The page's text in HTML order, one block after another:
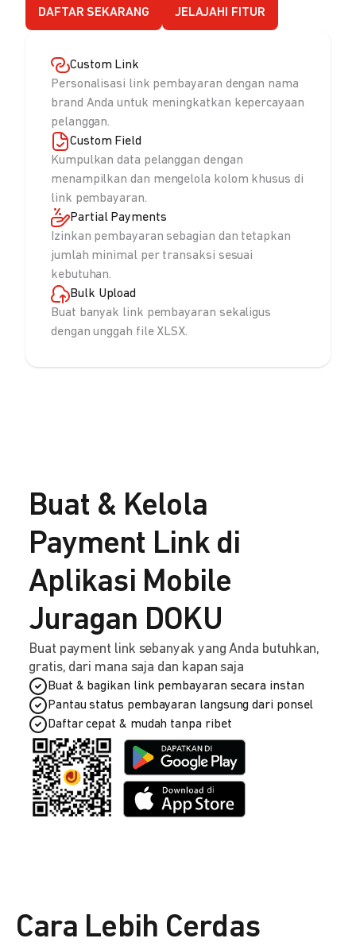
DAFTAR SEKARANG JELAJAHI FITUR
Custom Link
Personalisasi link pembayaran dengan nama
brand Anda untuk meningkatkan kepercayaan
pelanggan.
Custom Field
Kumpulkan data pelanggan dengan
menampilkan dan mengelola kolom khusus di
link pembayaran.
Partial Payments
Izinkan pembayaran sebagian dan tetapkan
jumlah minimal per transaksi sesuai
kebutuhan.
Bulk Upload
Buat banyak link pembayaran sekaligus
dengan unggah file XLSX.
Buat & Kelola
Payment Link di
Aplikasi Mobile
Juragan DOKU
Buat payment link sebanyak yang Anda butuhkan,
gratis, dari mana saja dan kapan saja
Buat & bagikan link pembayaran secara instan
Pantau status pembayaran langsung dari ponsel
Daftar cepat & mudah tanpa ribet
Cara Lebih Cerdas